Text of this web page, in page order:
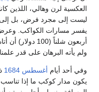
العكسية لرن وهالي، اللذين
ليست إلى مجرد فرض، بل إلى
يفسر مسارات الكواكب.
أربعون شلناً
ولم يأته البرهان على قدر علمنا.
وفي أحد أيام أغسطس 1684
يكون مدار كوكب ما إذا